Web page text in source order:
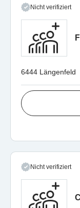
Nicht verifiziert
6444 Längenfeld
Nicht verifiziert